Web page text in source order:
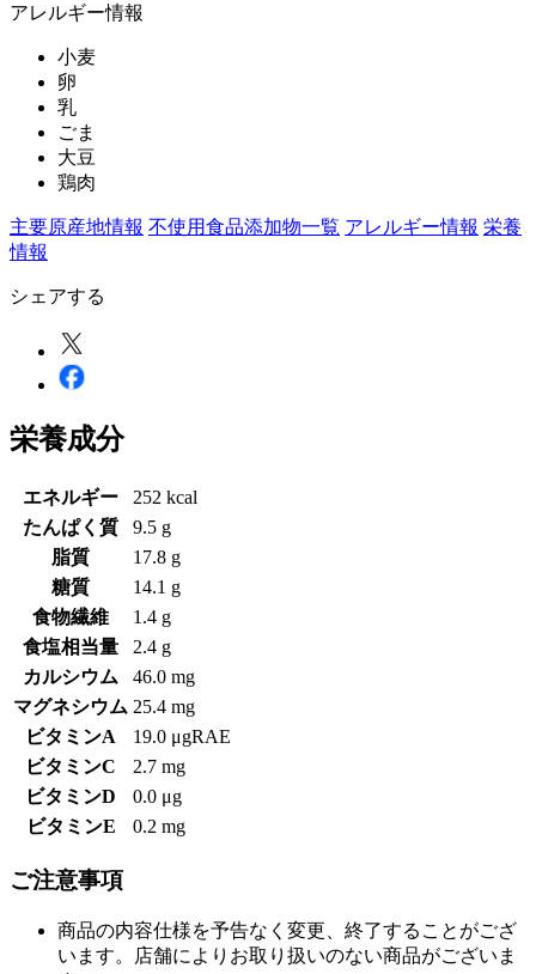
アレルギー情報
小麦
卵
乳
ごま
大豆
鶏肉
主要原産地情報 不使用食品添加物一覧 アレルギー情報 栄養
情報
シェアする
栄養成分
エネルギー
252 kcal
たんぱく質
9.5 g
脂質
17.8 g
糖質
14.1 g
食物繊維
1.4 g
食塩相当量
2.4 g
カルシウム
46.0 mg
マグネシウム 25.4 mg
ビタミンA
19.0 μgRAE
ビタミンC
2.7 mg
ビタミンD
0.0 μg
ビタミンE
0.2 mg
ご注意事項
商品の内容仕様を予告なく変更、終了することがござ
います。店舗によりお取り扱いのない商品がございま